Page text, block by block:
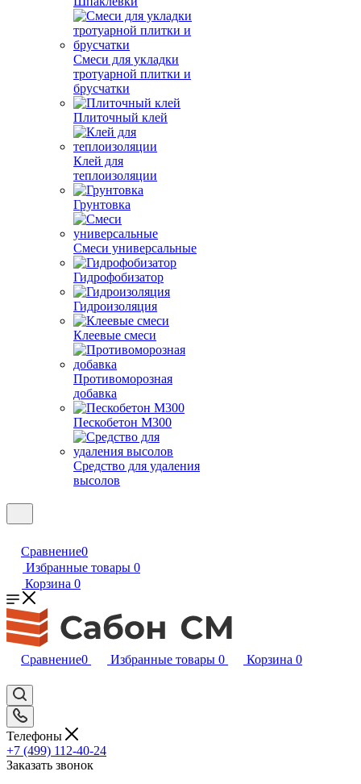
Смеси для укладки
тротуарной плитки и
брусчатки
Плиточный клей
Клей для
теплоизоляции
Грунтовка
Смеси универсальные
Гидрофобизатор
Гидроизоляция
Клеевые смеси
Противоморозная
добавка
Пескобетон М300
Средство для удаления
высолов
Сравнение0
Избранные товары 0
Корзина 0
Сравнение0 Избранные товары 0 Корзина 0
Телефоны
+7 (499) 112-40-24
Заказать звонок